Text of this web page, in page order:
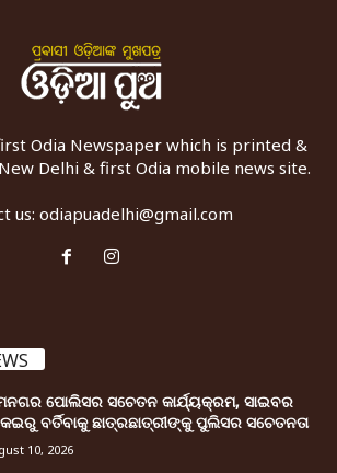
Odia Newspaper which is printed &
Delhi & first Odia mobile news site.
us: odiapuadelhi@gmail.com
ପୋଲିସର ସଚେତନ କାର୍ଯ୍ୟକ୍ରମ, ସାଇବର
ବର୍ତିବାକୁ ଛାତ୍ରଛାତ୍ରୀଙ୍କୁ ପୁଲିସର ସଚେତନତା
10, 2026